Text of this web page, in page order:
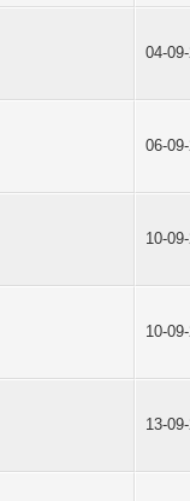
04-
06-
10-
10-
13-